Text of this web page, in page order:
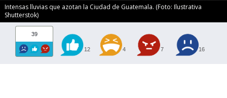
Intensas lluvias que azotan la Ciudad de Guatemala. (Foto: Ilustrativa
Shutterstok)
39
12 4 7 16